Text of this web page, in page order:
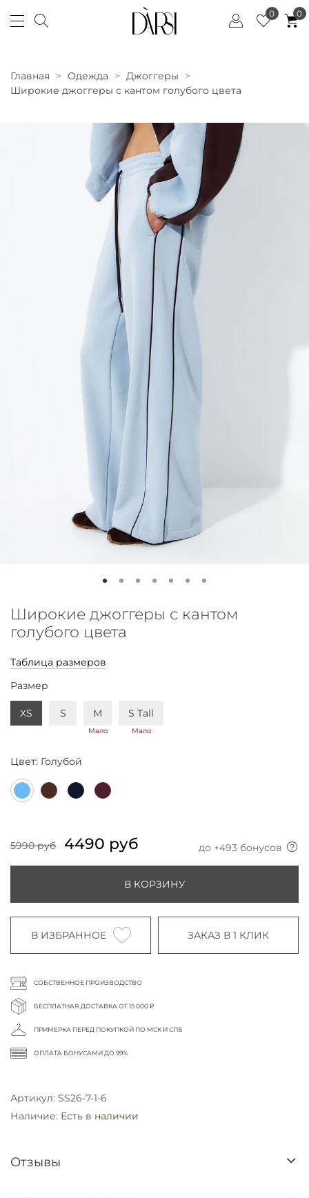
0 0
Главная Одежда
Джоггеры
Широкие джоггеры с кантом голубого цвета
Широкие джоггеры с кантом
голубого цвета
Таблица размеров
Размер
XS S M
Мало
S Tall
Мало
Цвет: Голубой
5990 руб 4490 руб до +493 бонусов
В КОРЗИНУ
В ИЗБРАННОЕ ЗАКАЗ В 1 КЛИК
СОБСТВЕННОЕ ПРОИЗВОДСТВО
БЕСПЛАТНАЯ ДОСТАВКА ОТ 15 000 ₽
ПРИМЕРКА ПЕРЕД ПОКУПКОЙ ПО МСК И СПБ
ОПЛАТА БОНУСАМИ ДО 99%
Артикул: SS26-7-1-6
Наличие: Есть в наличии
Отзывы